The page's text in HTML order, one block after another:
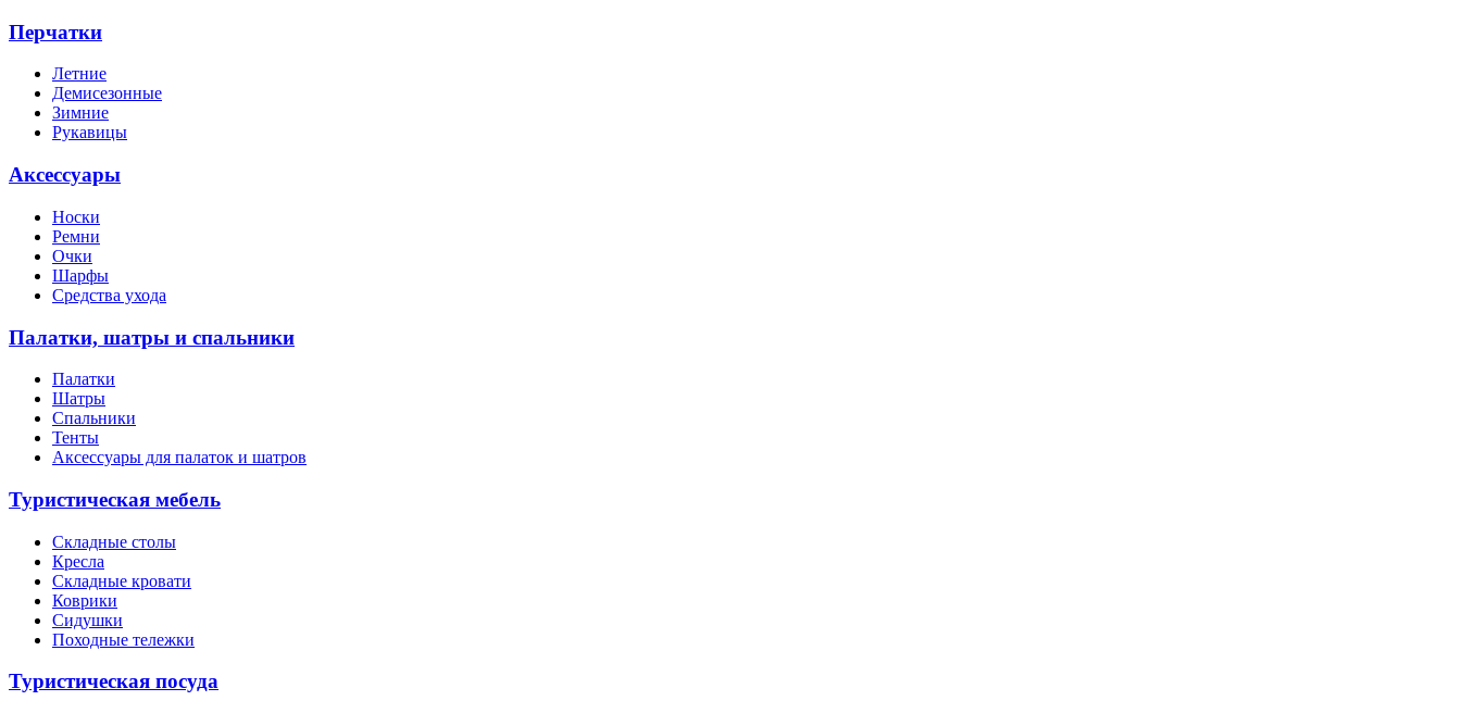
Перчатки
Летние
Демисезонные
Зимние
Рукавицы
Аксессуары
Носки
Ремни
Очки
Шарфы
Средства ухода
Палатки, шатры и спальники
Палатки
Шатры
Спальники
Тенты
Аксессуары для палаток и шатров
Туристическая мебель
Складные столы
Кресла
Складные кровати
Коврики
Сидушки
Походные тележки
Туристическая посуда